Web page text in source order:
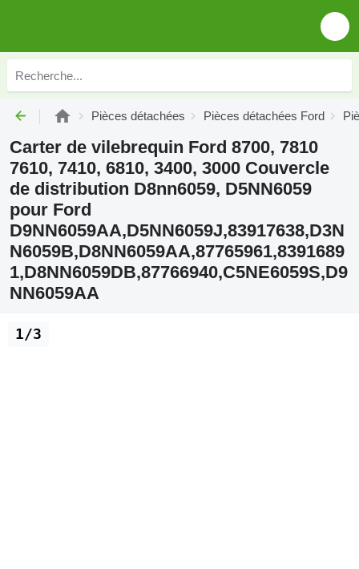
Pièces détachées Pièces détachées Ford
Carter de vilebrequin Ford 8700, 7810
7610, 7410, 6810, 3400, 3000 Couvercle
de distribution D8nn6059, D5NN6059
pour Ford
D9NN6059AA,D5NN6059J,83917638,D3N
N6059B,D8NN6059AA,87765961,8391689
1,D8NN6059DB,87766940,C5NE6059S,D9
NN6059AA
1/3